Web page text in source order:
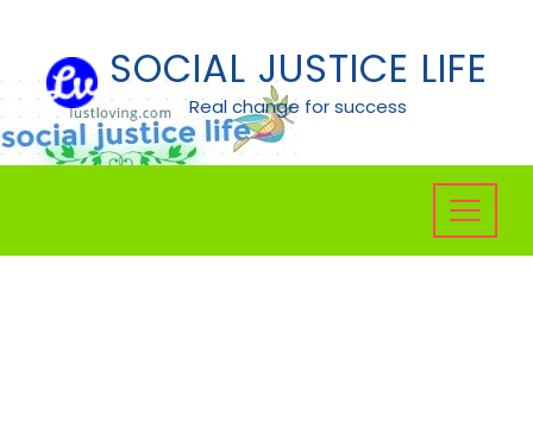
content
SOCIAL JUSTICE LIFE
Real change for success